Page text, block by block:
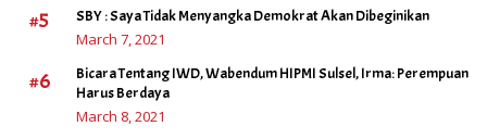
#5 SBY : Saya Tidak Menyangka Demokrat Akan Dibeginikan
March 7, 2021
#6
Bicara Tentang IWD, Wabendum HIPMI Sulsel, Irma: Perempuan
Harus Berdaya
March 8, 2021